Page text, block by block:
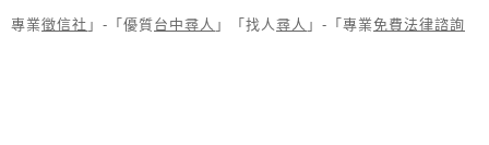
專業徵信社 」-「優質台中尋人 」「找人 尋人 」-「專業免費法律諮詢